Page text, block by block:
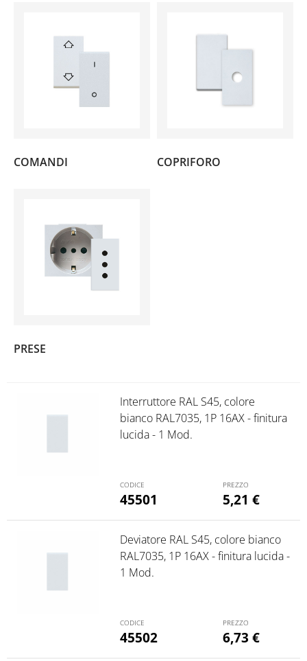
COMANDI COPRIFORO
PRESE
45501
Interruttore RAL S45, colore
bianco RAL7035, 1P 16AX - finitura
lucida - 1 Mod.
5,21 €
45502
Deviatore RAL S45, colore bianco
RAL7035, 1P 16AX - finitura lucida -
1 Mod.
6,73 €